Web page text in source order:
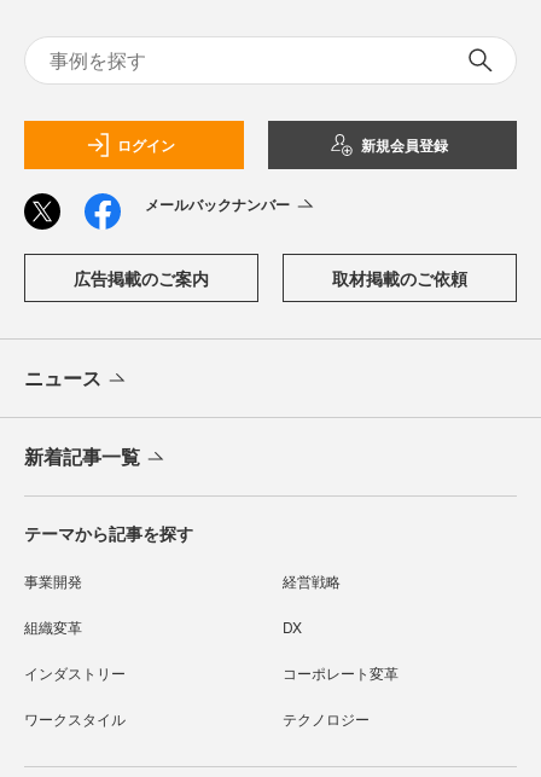
ログイン 新規会員登録
メールバックナンバー
広告掲載のご案内 取材掲載のご依頼
ニュース
新着記事一覧
テーマから記事を探す
事業開発 経営戦略
組織変革 DX
インダストリー コーポレート変革
ワークスタイル テクノロジー